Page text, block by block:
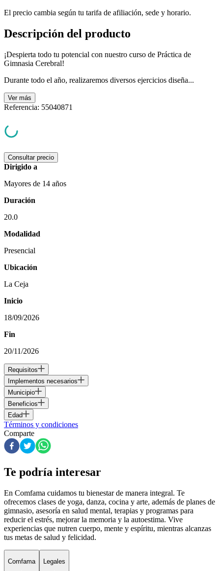
El precio cambia según tu tarifa de afiliación, sede y horario.
Descripción del producto
¡Despierta todo tu potencial con nuestro curso de Práctica de
Gimnasia Cerebral!
Durante todo el año, realizaremos diversos ejercicios diseña...
Ver más
Referencia: 55040871
Consultar precio
Dirigido a
Mayores de 14 años
Duración
20.0
Modalidad
Presencial
Ubicación
La Ceja
Inicio
18/09/2026
Fin
20/11/2026
Requisitos
Implementos necesarios
Municipio
Beneficios
Edad
Términos y condiciones
Comparte
Te podría interesar
En Comfama cuidamos tu bienestar de manera integral. Te
ofrecemos clases de yoga, danza, cocina y arte, además de planes de
gimnasio, asesoría en salud mental, terapias y programas para
reducir el estrés, mejorar la memoria y la autoestima. Vive
experiencias que nutren cuerpo, mente y espíritu, mientras alcanzas
tus metas de salud y felicidad.
Comfama Legales